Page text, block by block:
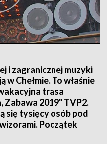
i zagranicznej muzyki
Chełmie. To właśnie
trasa
2019" TVP2.
się tysięcy osób pod
Początek